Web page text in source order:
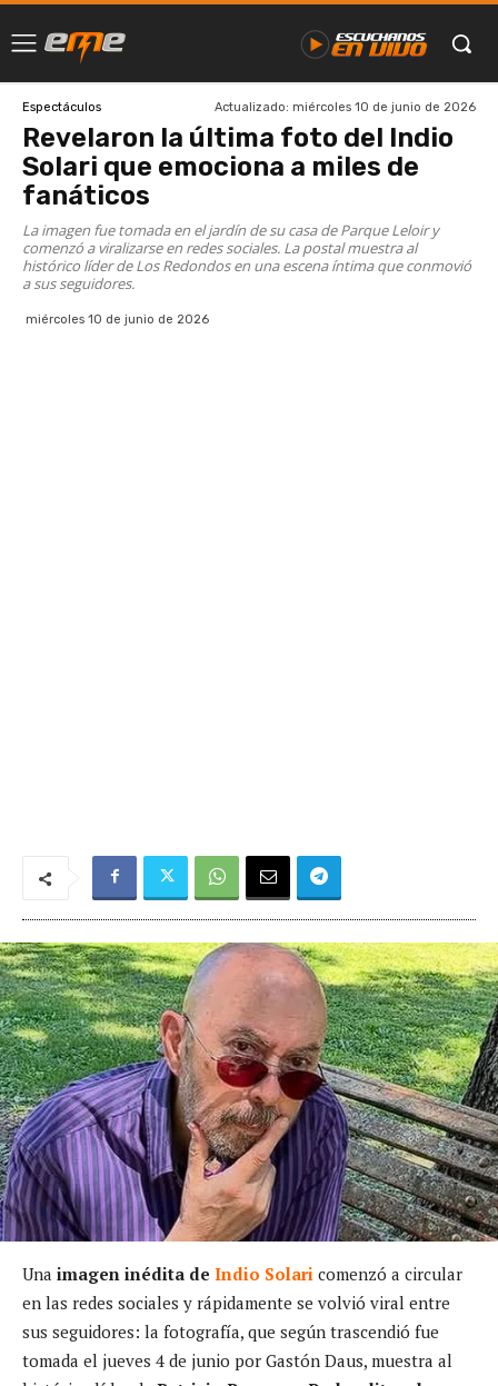
Espectáculos Actualizado: miércoles 10 de junio de 2026
Revelaron la última foto del Indio
Solari que emociona a miles de
fanáticos
La imagen fue tomada en el jardín de su casa de Parque Leloir y
comenzó a viralizarse en redes sociales. La postal muestra al
histórico líder de Los Redondos en una escena íntima que conmovió
a sus seguidores.
miércoles 10 de junio de 2026
Una imagen inédita de Indio Solari comenzó a circular
en las redes sociales y rápidamente se volvió viral entre
sus seguidores: la fotografía, que según trascendió fue
tomada el jueves 4 de junio por Gastón Daus, muestra al